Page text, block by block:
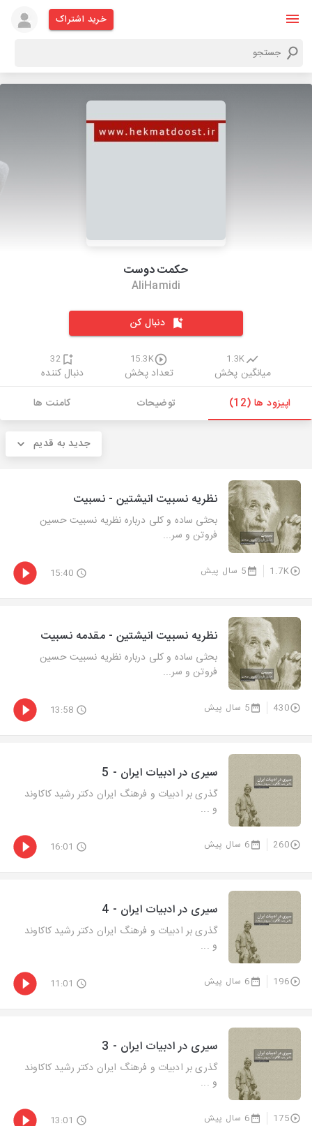
خرید اشتراک
حکمت دوست
AliHamidi
دنبال کن
1.3K
میانگین پخش
15.3K
تعداد پخش
32
دنبال کننده
اپیزود ها (12)
توضیحات کامنت ها
جدید به قدیم
نظریه نسبیت انیشتین - نسبیت
بحثی ساده و کلی درباره نظریه نسبیت حسین
فروتن و سر...
1.7K 5 سال پیش 15:40
نظریه نسبیت انیشتین - مقدمه نسبیت
بحثی ساده و کلی درباره نظریه نسبیت حسین
فروتن و سر...
430 5 سال پیش 13:58
سیری در ادبیات ایران - 5
گذری بر ادبیات و فرهنگ ایران دکتر رشید کاکاوند
و ...
260 6 سال پیش 16:01
سیری در ادبیات ایران - 4
گذری بر ادبیات و فرهنگ ایران دکتر رشید کاکاوند
و ...
196 6 سال پیش 11:01
سیری در ادبیات ایران - 3
گذری بر ادبیات و فرهنگ ایران دکتر رشید کاکاوند
و ...
175 6 سال پیش 13:01